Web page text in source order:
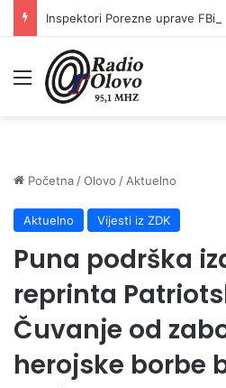
Meni
Početna /Olovo / Aktuelno
Aktuelno Vijesti iz ZDK
Puna podrška
reprinta
Čuvanje od
herojske borbe